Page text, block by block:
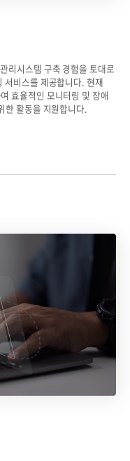
리시스템 구축 경험을 토대로
서비스를 제공합니다. 현재
효율적인 모니터링 및 장애
한 활동을 지원합니다.